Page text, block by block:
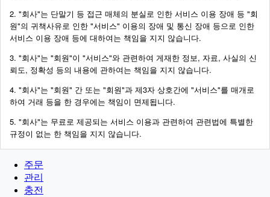
2. "회사"는 단말기 등 접근 매체의 분실로 인한 서비스 이용 장애 등 "회
원"의 귀책사유로 인한 "서비스" 이용의 장애 및 통신 장애 등으로 인한
서비스 이용 장애 등에 대하여는 책임을 지지 않습니다.
3. "회사"는 "회원"이 "서비스"와 관련하여 게재한 정보, 자료, 사실의 신
뢰도, 정확성 등의 내용에 관하여는 책임을 지지 않습니다.
4. "회사"는 "회원" 간 또는 "회원"과 제3자 상호간에 "서비스"를 매개로
하여 거래 등을 한 경우에는 책임이 면제됩니다.
5. "회사"는 무료로 제공되는 서비스 이용과 관련하여 관련법에 특별한
규정이 없는 한 책임을 지지 않습니다.
주문
관리
충전